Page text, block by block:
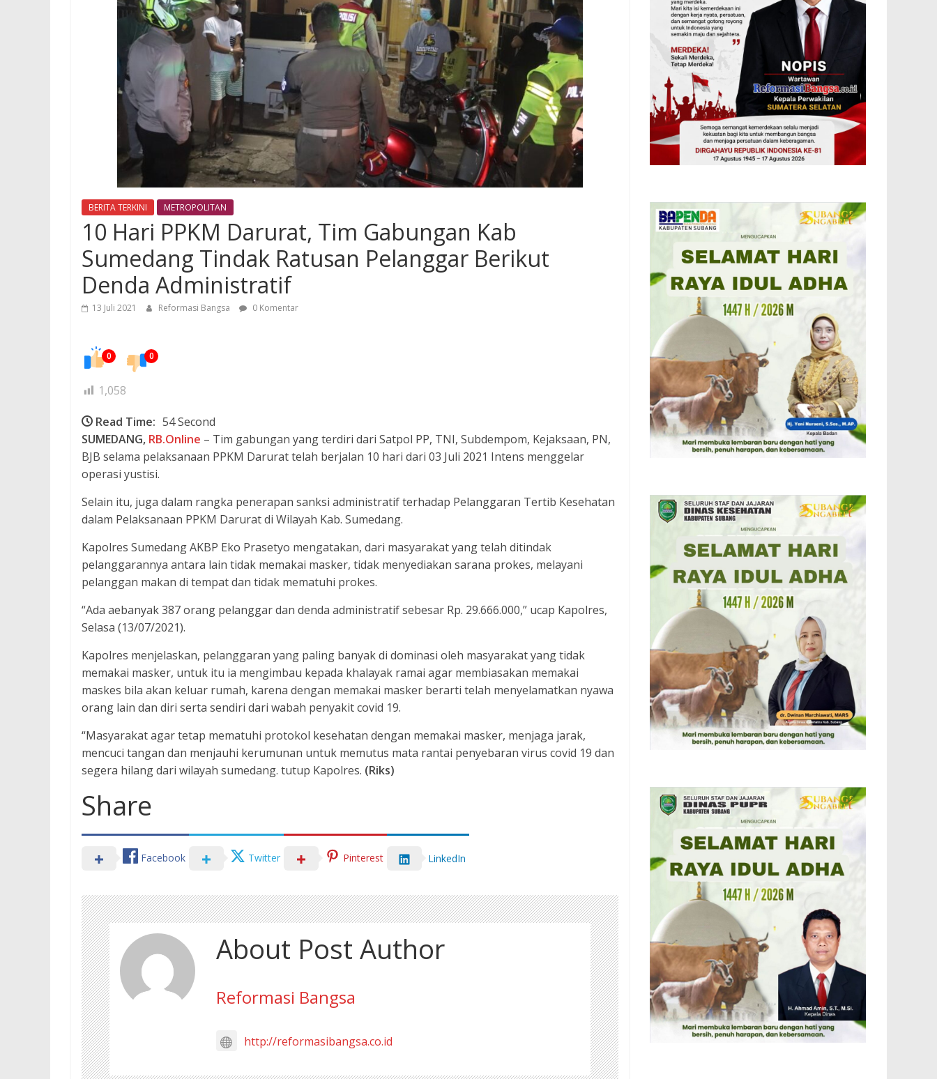
BERITA TERKINI METROPOLITAN
10 Hari PPKM Darurat, Tim Gabungan Kab
Sumedang Tindak Ratusan Pelanggar Berikut
Denda Administratif
13 Juli 2021 Reformasi Bangsa 0 Komentar
0 0
1,058
Read Time: 54 Second
SUMEDANG, RB.Online – Tim gabungan yang terdiri dari Satpol PP, TNI, Subdempom, Kejaksaan, PN,
BJB selama pelaksanaan PPKM Darurat telah berjalan 10 hari dari 03 Juli 2021 Intens menggelar
operasi yustisi.
Selain itu, juga dalam rangka penerapan sanksi administratif terhadap Pelanggaran Tertib Kesehatan
dalam Pelaksanaan PPKM Darurat di Wilayah Kab. Sumedang.
Kapolres Sumedang AKBP Eko Prasetyo mengatakan, dari masyarakat yang telah ditindak
pelanggarannya antara lain tidak memakai masker, tidak menyediakan sarana prokes, melayani
pelanggan makan di tempat dan tidak mematuhi prokes.
“Ada aebanyak 387 orang pelanggar dan denda administratif sebesar Rp. 29.666.000,” ucap Kapolres,
Selasa (13/07/2021).
Kapolres menjelaskan, pelanggaran yang paling banyak di dominasi oleh masyarakat yang tidak
memakai masker, untuk itu ia mengimbau kepada khalayak ramai agar membiasakan memakai
maskes bila akan keluar rumah, karena dengan memakai masker berarti telah menyelamatkan nyawa
orang lain dan diri serta sendiri dari wabah penyakit covid 19.
“Masyarakat agar tetap mematuhi protokol kesehatan dengan memakai masker, menjaga jarak,
mencuci tangan dan menjauhi kerumunan untuk memutus mata rantai penyebaran virus covid 19 dan
segera hilang dari wilayah sumedang. tutup Kapolres. (Riks)
Share
Facebook Twitter Pinterest LinkedIn
About Post Author
Reformasi Bangsa
http://reformasibangsa.co.id